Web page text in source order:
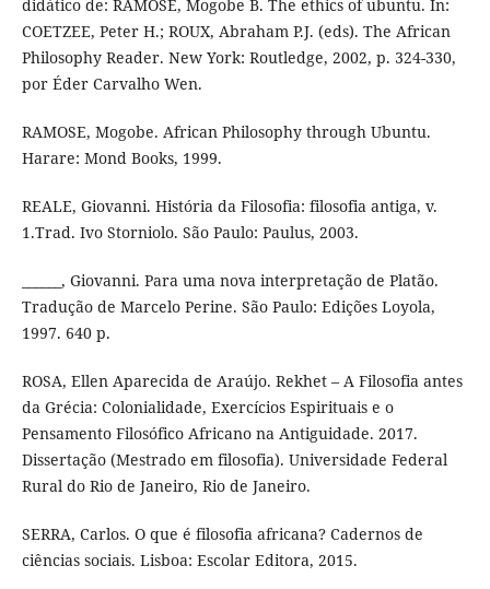
didático de: RAMOSE, Mogobe B. The ethics of ubuntu. In:
COETZEE, Peter H.; ROUX, Abraham P.J. (eds). The African
Philosophy Reader. New York: Routledge, 2002, p. 324-330,
por Éder Carvalho Wen.
RAMOSE, Mogobe. African Philosophy through Ubuntu.
Harare: Mond Books, 1999.
REALE, Giovanni. História da Filosofia: filosofia antiga, v.
1.Trad. Ivo Storniolo. São Paulo: Paulus, 2003.
______, Giovanni. Para uma nova interpretação de Platão.
Tradução de Marcelo Perine. São Paulo: Edições Loyola,
1997. 640 p.
ROSA, Ellen Aparecida de Araújo. Rekhet – A Filosofia antes
da Grécia: Colonialidade, Exercícios Espirituais e o
Pensamento Filosófico Africano na Antiguidade. 2017.
Dissertação (Mestrado em filosofia). Universidade Federal
Rural do Rio de Janeiro, Rio de Janeiro.
SERRA, Carlos. O que é filosofia africana? Cadernos de
ciências sociais. Lisboa: Escolar Editora, 2015.